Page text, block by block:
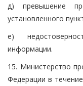
д) превышение
установленного
е)
информации.
15. Министерство
Федерации в